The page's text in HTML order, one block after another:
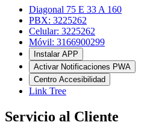
Diagonal 75 E 33 A 160
PBX: 3225262
Celular: 3225262
Móvil: 3166900299
Instalar APP
Activar Notificaciones PWA
Centro Accesibilidad
Link Tree
Servicio al Cliente